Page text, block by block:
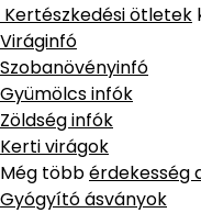
Kertészkedési ötletek
Viráginfó
Szobanövényinfó
Gyümölcs infók
Zöldség infók
Kerti virágok
Még többérdekesség
Gyógyító ásványok